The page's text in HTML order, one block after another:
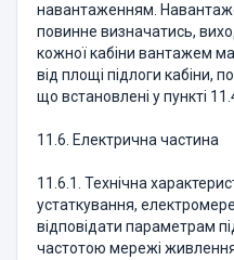
навантаженням.
повинне визначатись,
кожної кабіни вантажем
від площі підлоги кабіни,
що встановлені у пункті
11.6. Електрична частина
11.6.1. Технічна
устаткування,
відповідати параметрам
частотою мережі